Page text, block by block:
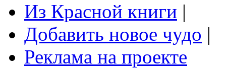
Из Красной книги |
Добавить новое чудо |
Реклама на проекте